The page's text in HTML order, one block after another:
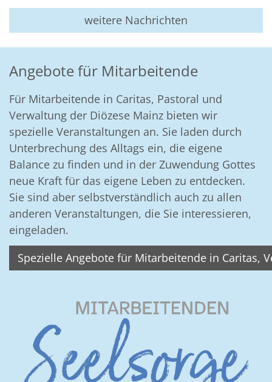
weitere Nachrichten
Angebote für Mitarbeitende
Für Mitarbeitende in Caritas, Pastoral und
Verwaltung der Diözese Mainz bieten wir
spezielle Veranstaltungen an. Sie laden durch
Unterbrechung des Alltags ein, die eigene
Balance zu finden und in der Zuwendung Gottes
neue Kraft für das eigene Leben zu entdecken.
Sie sind aber selbstverständlich auch zu allen
anderen Veranstaltungen, die Sie interessieren,
eingeladen.
Spezielle Angebote für Mitarbeitende in Caritas,